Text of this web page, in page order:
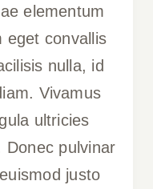
elementum
eget convallis
nulla, id
Vivamus
ultricies
pulvinar
justo